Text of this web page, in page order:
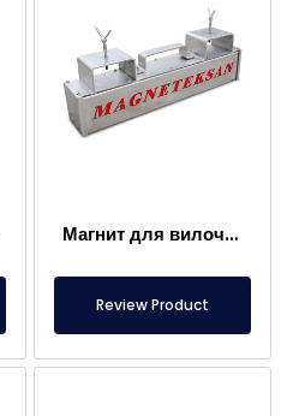
Магнит для вилочного погрузчика – Полностью из нержавеющей стали – Эффективное расстояние 10 см – Легкое высвобождение с ручкой
Review Product